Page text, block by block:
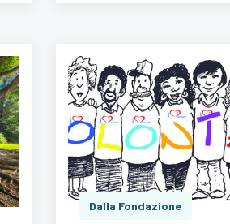
Dalla Fondazione